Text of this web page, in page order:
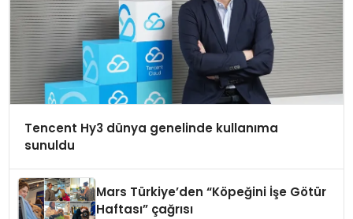
Tencent Hy3 dünya genelinde kullanıma
sunuldu
Mars Türkiye’den “Köpeğini İşe Götür
Haftası” çağrısı